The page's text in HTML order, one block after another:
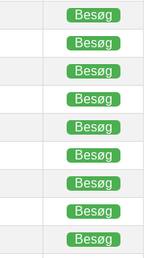
Besøg
Besøg
Besøg
Besøg
Besøg
Besøg
Besøg
Besøg
Besøg